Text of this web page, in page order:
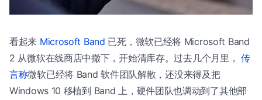
看起来 Microsoft Band 已死，微软已经将 Microsoft Band
2 从微软在线商店中撤下，开始清库存。过去几个月里，传
言称微软已经将 Band 软件团队解散，还没来得及把
Windows 10 移植到 Band 上，硬件团队也调动到了其他部